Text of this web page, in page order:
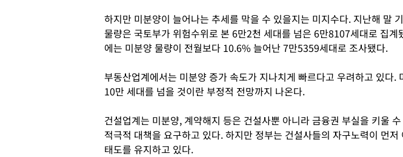
하지만 미분양이 늘어나는 추세를 막을 수 있을지는 미지수다. 지난해 말
물량은 국토부가 위험수위로 본 6만2천 세대를 넘은 6만8107세대로 집계
에는 미분양 물량이 전월보다 10.6% 늘어난 7만5359세대로 조사됐다.
부동산업계에서는 미분양 증가 속도가 지나치게 빠르다고 우려하고 있다.
10만 세대를 넘을 것이란 부정적 전망까지 나온다.
건설업계는 미분양, 계약해지 등은 건설사뿐 아니라 금융권 부실을 키울
적극적 대책을 요구하고 있다. 하지만 정부는 건설사들의 자구노력이 먼저
태도를 유지하고 있다.